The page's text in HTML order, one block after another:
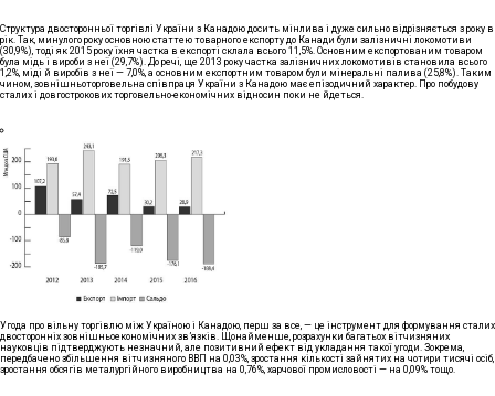
Структура двосторонньої торгівлі України з Канадою досить мінлива і дуже сильно відрізняється з року в
рік. Так, минулого року основною статтею товарного експорту до Канади були залізничні локомотиви
(30,9%), тоді як 2015 року їхня частка в експорті склала всього 11,5%. Основним експортованим товаром
була мідь і вироби з неї (29,7%). До речі, ще 2013 року частка залізничних локомотивів становила всього
1,2%, міді й виробів з неї — 7,0%, а основним експортним товаром були мінеральні палива (25,8%). Таким
чином, зовнішньоторговельна співпраця України з Канадою має епізодичний характер. Про побудову
сталих і довгострокових торговельно-економічних відносин поки не йдеться.
Угода про вільну торгівлю між Україною і Канадою, перш за все, — це інструмент для формування сталих
двосторонніх зовнішньоекономічних зв’язків. Щонайменше, розрахунки багатьох вітчизняних
науковців підтверджують незначний, але позитивний ефект від укладання такої угоди. Зокрема,
передбачено збільшення вітчизняного ВВП на 0,03%, зростання кількості зайнятих на чотири тисячі осіб,
зростання обсягів металургійного виробництва на 0,76%, харчової промисловості — на 0,09% тощо.